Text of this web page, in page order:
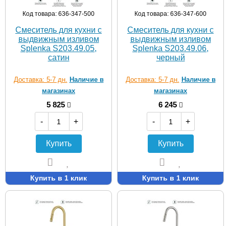
Код товара: 636-347-500
Смеситель для кухни с
выдвижным изливом
Splenka S203.49.05,
сатин
Доставка: 5-7 дн. Наличие в
магазинах
5 825
-
+
Купить
Купить в 1 клик
Код товара: 636-347-600
Смеситель для кухни с
выдвижным изливом
Splenka S203.49.06,
черный
Доставка: 5-7 дн. Наличие в
магазинах
6 245
-
+
Купить
Купить в 1 клик